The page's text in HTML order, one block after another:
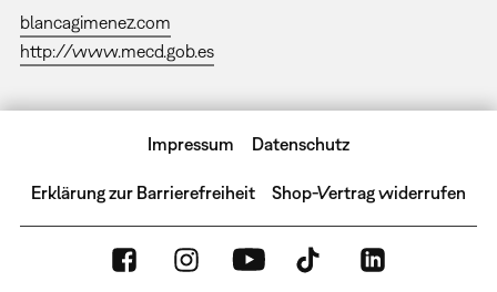
blancagimenez.com
http://www.mecd.gob.es
Impressum Datenschutz
Erklärung zur Barrierefreiheit Shop-Vertrag widerrufen